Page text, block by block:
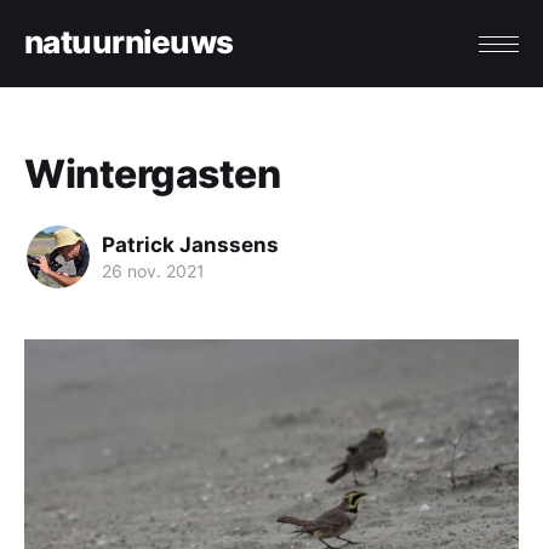
natuurnieuws
Wintergasten
Patrick Janssens
26 nov. 2021